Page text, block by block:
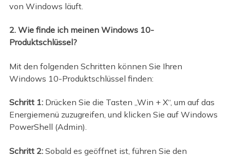
von Windows läuft.
2. Wie finde ich meinen Windows 10-
Produktschlüssel?
Mit den folgenden Schritten können Sie Ihren
Windows 10-Produktschlüssel finden:
Schritt 1:Drücken Sie die Tasten „Win + X“, um auf das
Energiemenü zuzugreifen, und klicken Sie auf Windows
PowerShell (Admin).
Schritt 2:Sobald es geöffnet ist, führen Sie den